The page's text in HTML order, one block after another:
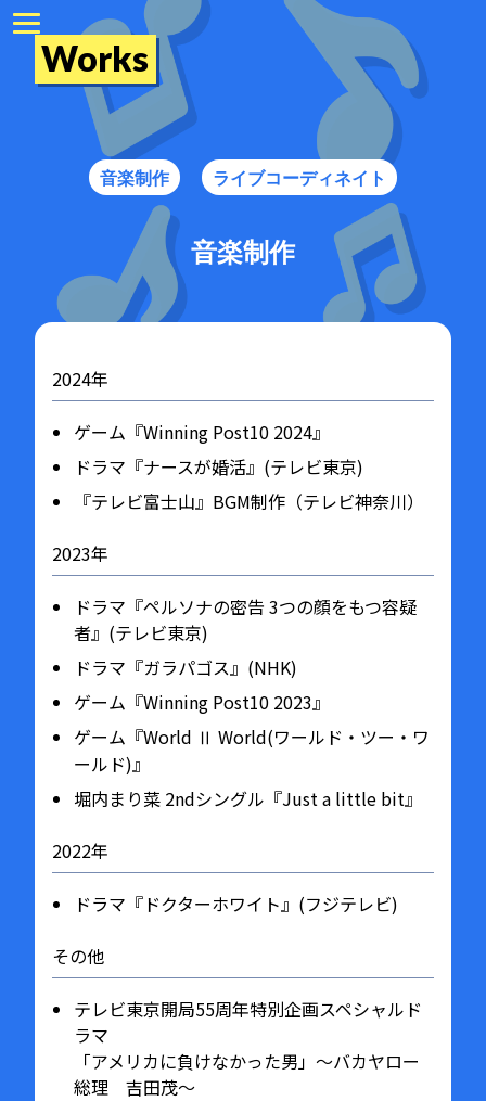
Works
音楽制作 ライブコーディネイト
音楽制作
2024年
ゲーム『Winning Post10 2024』
ドラマ『ナースが婚活』(テレビ東京)
『テレビ富士山』BGM制作（テレビ神奈川）
2023年
ドラマ『ペルソナの密告 3つの顔をもつ容疑
者』(テレビ東京)
ドラマ『ガラパゴス』(NHK)
ゲーム『Winning Post10 2023』
ゲーム『World Ⅱ World(ワールド・ツー・ワ
ールド)』
堀内まり菜 2ndシングル『Just a little bit』
2022年
ドラマ『ドクターホワイト』(フジテレビ)
その他
テレビ東京開局55周年特別企画スペシャルド
ラマ
「アメリカに負けなかった男」〜バカヤロー
総理 吉田茂〜